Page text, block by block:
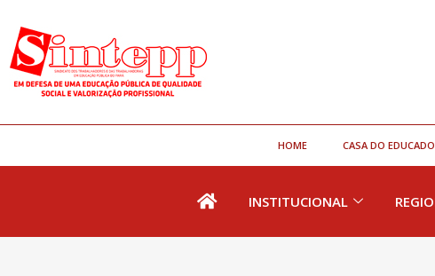
HOME CASA DO
INSTITUCIONAL